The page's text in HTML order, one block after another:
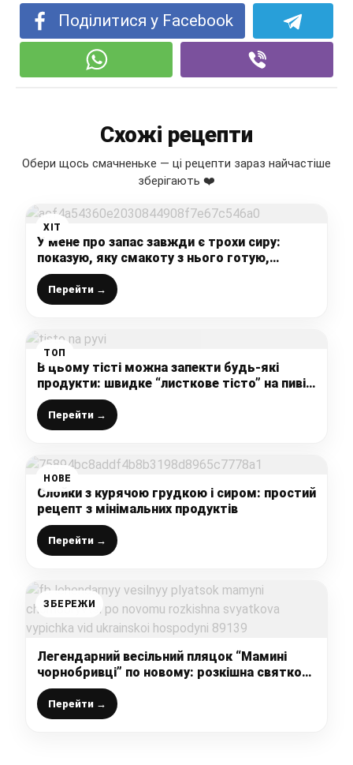
Поділитися у Facebook
Схожі рецепти
Обери щось смачненьке — ці рецепти зараз найчастіше
зберігають ❤️
ХІТ
У мене про запас завжди є трохи сиру:
показую, яку смакоту з нього готую,
смачно та корисно і лише 137 ккал (всього
лише 4 інгредієнти))
Перейти →
ТОП
В цьому тісті можна запекти будь-які
продукти: швидке “листкове тісто” на пиві,
готую з будь-якою начинкою (потрібно
лише 4 інгредієнти)
Перейти →
НОВЕ
Слойки з курячою грудкою і сиром: простий
рецепт з мінімальних продуктів
Перейти →
ЗБЕРЕЖИ
Легендарний весільний пляцок “Мамині
чорнобривці” по новому: розкішна святкова
випічка від української господині
Перейти →